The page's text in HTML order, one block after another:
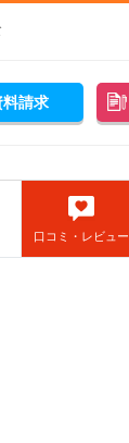
料請求
口コミ・レビュー